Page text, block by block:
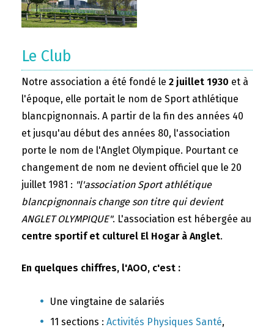
Le Club
Notre association a été fondé le 2 juillet 1930 et à
l'époque, elle portait le nom de Sport athlétique
blancpignonnais. A partir de la fin des années 40
et jusqu'au début des années 80, l'association
porte le nom de l'Anglet Olympique. Pourtant ce
changement de nom ne devient officiel que le 20
juillet 1981 : "l'association Sport athlétique
blancpignonnais change son titre qui devient
ANGLET OLYMPIQUE". L'association est hébergée au
centre sportif et culturel El Hogar à Anglet.
En quelques chiffres, l'AOO, c'est :
Une vingtaine de salariés
11 sections : Activités Physiques Santé,